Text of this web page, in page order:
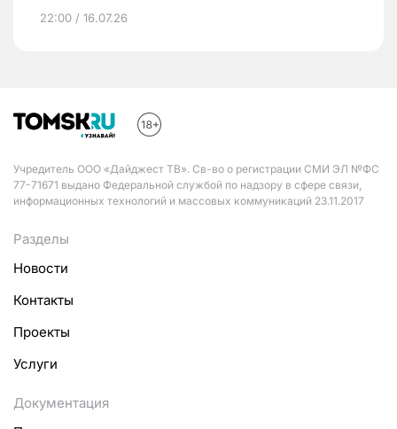
22:00 / 16.07.26
Учредитель ООО «Дайджест ТВ». Св-во о регистрации СМИ ЭЛ №ФС
77-71671 выдано Федеральной службой по надзору в сфере связи,
информационных технологий и массовых коммуникаций 23.11.2017
Разделы
Новости
Контакты
Проекты
Услуги
Документация